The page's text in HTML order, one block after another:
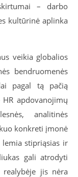
– darbo
kultūrinė aplinka
veikia globalios
bendruomenės
pagal tą pačią
apdovanojimų
analitinės
konkreti įmonė
stipriąsias ir
gali atrodyti
realybėje jis nėra